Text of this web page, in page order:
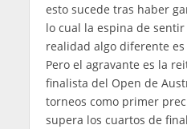
esto sucede tras haber
lo cual la espina de
realidad algo diferente
Pero el agravante es la
finalista del Open de
torneos como primer
supera los cuartos de